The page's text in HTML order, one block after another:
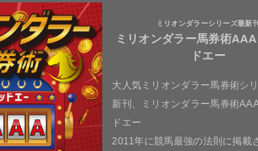
ミリオンダラーシリーズ最新刊
ミリオンダラー馬券術
ドエー
大人気ミリオンダラー馬券術シ
新刊、ミリオンダラー馬券術
ドエー
2011年に競馬最強の法則に掲載